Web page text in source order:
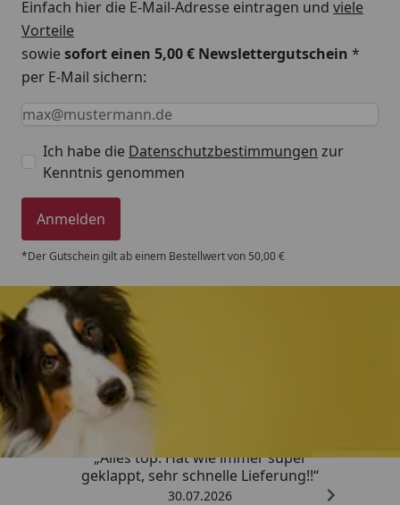
Einfach hier die E-Mail-Adresse eintragen und viele
Vorteile
sowiesofort einen 5,00 € Newslettergutschein *
per E-Mail sichern:
Keine Eingabe erforderlich
Eingabe erforderlich
E-Mail *
Ich habe die Datenschutzbestimmungen zur
Kenntnis genommen
Anmelden
*Der Gutschein gilt ab einem Bestellwert von 50,00 €
Trusted Shops
„Alles top. Hat wie immer super
geklappt, sehr schnelle Lieferung!!“
30.07.2026